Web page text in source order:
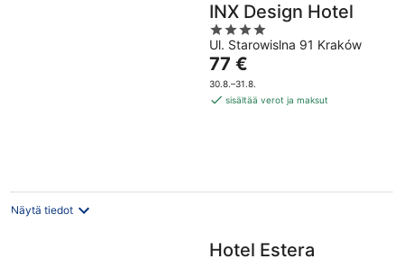
INX Design Hotel
4
out
of
5
Ul. Starowislna 91 Kraków
Hinta
on
77 €
77 €
30.8.–31.8.
sisältää verot ja maksut
Näytä tiedot
Hotel Estera